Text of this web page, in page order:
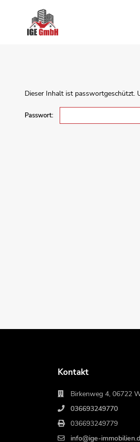
Dieser Inhalt ist passwortgeschützt.
Passwort:
Kontakt
Birkenweg 4, 06722
036693249770
036693249779
info@ige-